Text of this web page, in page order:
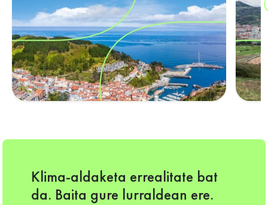
Klima-aldaketa errealitate bat
da. Baita gure lurraldean ere.